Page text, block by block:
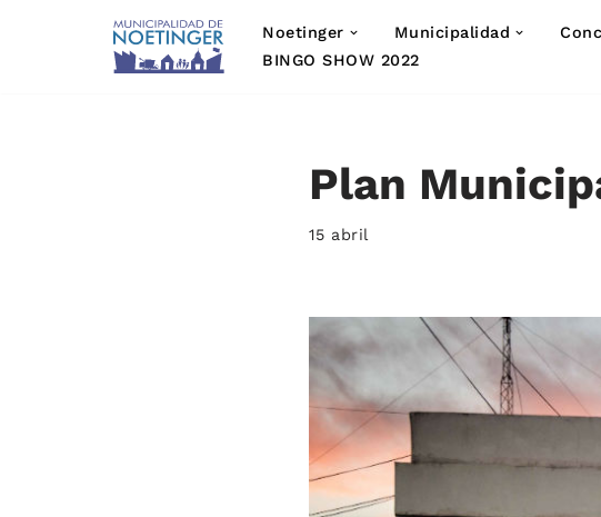
Noetinger Municipalidad
BINGO SHOW 2022
Plan
15 abril